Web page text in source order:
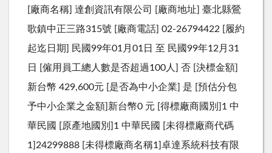
[廠商名稱] 達創資訊有限公司 [廠商地址] 臺北縣鶯
歌鎮中正三路315號 [廠商電話] 02-26794422 [履約
起迄日期] 民國99年01月01日 至 民國99年12月31
日 [僱用員工總人數是否超過100人] 否 [決標金額]
新台幣 429,600元 [是否為中小企業] 是 [預估分包
予中小企業之金額]新台幣0 元 [得標廠商國別]1 中
華民國 [原產地國別]1 中華民國 [未得標廠商代碼
1]24299888 [未得標廠商名稱1]卓達系統科技有限